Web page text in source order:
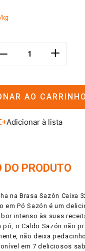
kg
＋
AO CARRINHO
DO PRODUTO
na Brasa Sazón Caixa
em Pó Sazón é um
intenso às suas
pó, o Caldo Sazón não
não deixa
em 7 deliciosos